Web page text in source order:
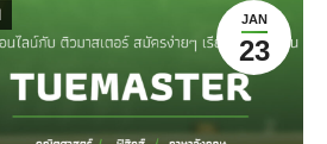
JAN
23